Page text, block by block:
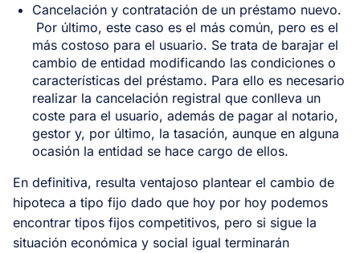
Cancelación y contratación de un préstamo nuevo.
Por último, este caso es el más común, pero es el
más costoso para el usuario. Se trata de barajar el
cambio de entidad modificando las condiciones o
características del préstamo. Para ello es necesario
realizar la cancelación registral que conlleva un
coste para el usuario, además de pagar al notario,
gestor y, por último, la tasación, aunque en alguna
ocasión la entidad se hace cargo de ellos.
En definitiva, resulta ventajoso plantear el cambio de
hipoteca a tipo fijo dado que hoy por hoy podemos
encontrar tipos fijos competitivos, pero si sigue la
situación económica y social igual terminarán